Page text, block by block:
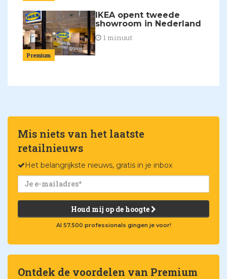
Premium
IKEA opent tweede
showroom in Nederland
1 minuut
Mis niets van het laatste
retailnieuws
Het belangrijkste nieuws, gratis in je inbox
Houd mij op de hoogte
Al 57.500 professionals gingen je voor!
Ontdek de voordelen van Premium